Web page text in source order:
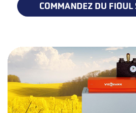
COMMANDEZ DU FIOUL